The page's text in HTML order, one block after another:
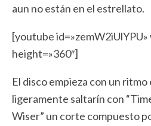
aun no están en el estrellato.
[youtube
height=»360″]
El disco empieza con un
ligeramente saltarín con
Wiser” un corte compuesto